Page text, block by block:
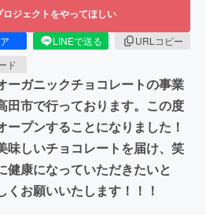
ロジェクトをやってほしい
LINEで送る
URLコピー
ド
ーガニックチョコレートの事業
田市で行っております。この度
プンすることになりました！
味しいチョコレートを届け、笑
健康になっていただきたいと
お願いいたします！！！